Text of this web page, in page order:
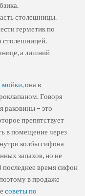
столешницы.
герметик по
столешницей.
а лишний
мойки, она в
Говоря
– это
препятствует
в помещение через
колбы сифона
запахов, но не
последнее время сифон
в продаже
советы по